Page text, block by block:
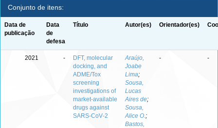
Conjunto de itens:
Data de
publicação
Data
de
defesa
Título Autor(es) Orientador(es)
2021 -
DFT, molecular
docking, and
ADME/Tox
screening
investigations of
market‑available
drugs against
SARS‑CoV‑2
Araújo,
Joabe
Lima;
Sousa,
Lucas
Aires de;
Sousa,
Alice O.;
Bastos,
- -